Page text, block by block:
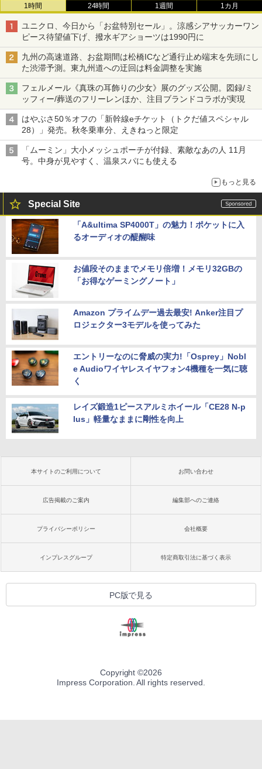
1時間 24時間 1週間 1カ月
ユニクロ、今日から「お盆特別セール」。涼感シアサッカーワン
ピース待望値下げ、撥水ギアショーツは1990円に
九州の高速道路、お盆期間は松橋ICなど通行止め端末を先頭にし
た渋滞予測。東九州道への迂回は料金調整を実施
フェルメール《真珠の耳飾りの少女》展のグッズ公開。図録/ミ
ッフィー/葬送のフリーレンほか、注目ブランドコラボが実現
はやぶさ50％オフの「新幹線eチケット（トクだ値スペシャル
28）」発売。秋冬乗車分、えきねっと限定
「ムーミン」大小メッシュポーチが付録、素敵なあの人 11月
号。中身が見やすく、温泉スパにも使える
もっと見る
Special Site
「A&ultima SP4000T」の魅力！ポケットに入
るオーディオの醍醐味
お値段そのままでメモリ倍増！メモリ32GBの
「お得なゲーミングノート」
Amazon プライムデー過去最安! Anker注目プ
ロジェクター3モデルを使ってみた
エントリーなのに脅威の実力!「Osprey」Nobl
e Audioワイヤレスイヤフォン4機種を一気に聴
く
レイズ鍛造1ピースアルミホイール「CE28 N-p
lus」軽量なままに剛性を向上
本サイトのご利用について お問い合わせ
広告掲載のご案内 編集部へのご連絡
プライバシーポリシー 会社概要
インプレスグループ 特定商取引法に基づく表示
PC版で見る
Copyright ©2026
Impress Corporation. All rights reserved.